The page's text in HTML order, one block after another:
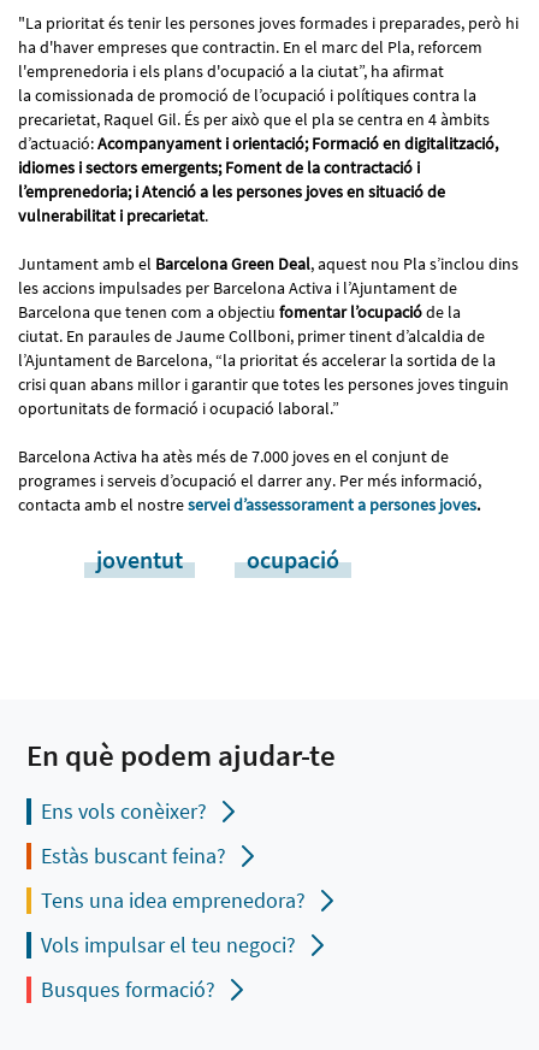
"La prioritat és tenir les persones joves formades i preparades, però hi
ha d'haver empreses que contractin. En el marc del Pla, reforcem
l'emprenedoria i els plans d'ocupació a la ciutat”, ha afirmat
la comissionada de promoció de l’ocupació i polítiques contra la
precarietat, Raquel Gil. És per això que el pla se centra en 4 àmbits
d’actuació:Acompanyament i orientació; Formació en digitalització,
idiomes i sectors emergents; Foment de la contractació i
l’emprenedoria; i Atenció a les persones joves en situació de
vulnerabilitat i precarietat.
Juntament amb el Barcelona Green Deal, aquest nou Pla s’inclou dins
les accions impulsades per Barcelona Activa i l’Ajuntament de
Barcelona que tenen com a objectiu fomentar l’ocupacióde la
ciutat. En paraules de Jaume Collboni, primer tinent d’alcaldia de
l’Ajuntament de Barcelona, “la prioritat és accelerar la sortida de la
crisi quan abans millor i garantir que totes les persones joves tinguin
oportunitats de formació i ocupació laboral.”
Barcelona Activa ha atès més de 7.000 joves en el conjunt de
programes i serveis d’ocupació el darrer any. Per més informació,
contacta amb el nostreservei d’assessorament a persones joves.
joventut ocupació
En què podem ajudar-te
Ens vols conèixer?
Estàs buscant feina?
Tens una idea emprenedora?
Vols impulsar el teu negoci?
Busques formació?